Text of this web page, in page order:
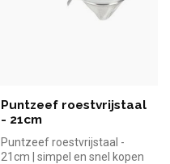
Puntzeef roestvrijstaal
- 21cm
Puntzeef roestvrijstaal -
21cm | simpel en snel kopen